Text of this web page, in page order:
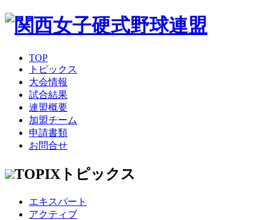
TOP
トピックス
大会情報
試合結果
連盟概要
加盟チーム
申請書類
お問合せ
TOPIX トピックス
エキスパート
アクティブ